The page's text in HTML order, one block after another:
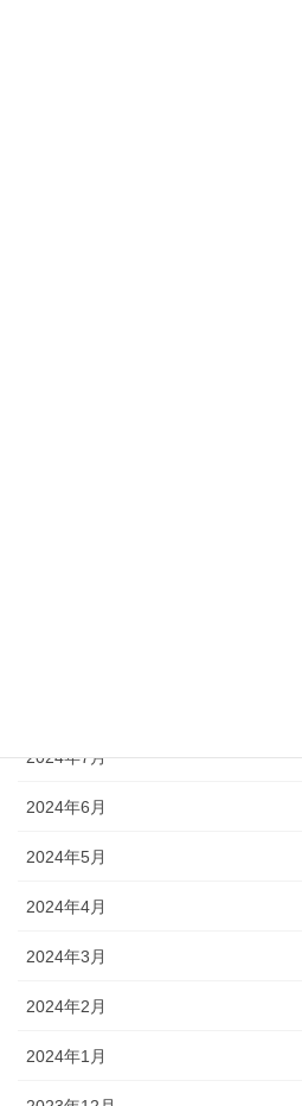
2024年7月
2024年6月
2024年5月
2024年4月
2024年3月
2024年2月
2024年1月